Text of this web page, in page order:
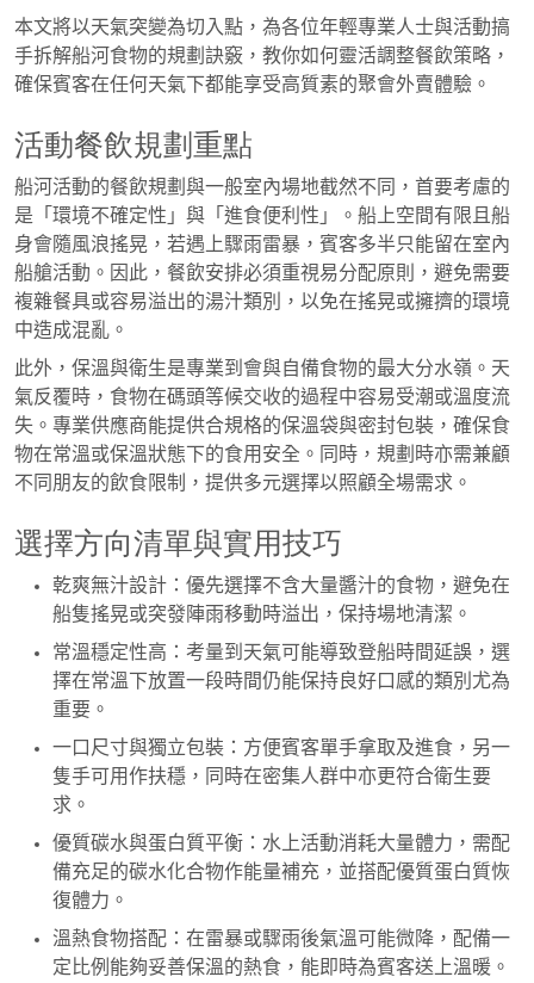
本文將以天氣突變為切入點，為各位年輕專業人士與活動搞
手拆解船河食物的規劃訣竅，教你如何靈活調整餐飲策略，
確保賓客在任何天氣下都能享受高質素的聚會外賣體驗。
活動餐飲規劃重點
船河活動的餐飲規劃與一般室內場地截然不同，首要考慮的
是「環境不確定性」與「進食便利性」。船上空間有限且船
身會隨風浪搖晃，若遇上驟雨雷暴，賓客多半只能留在室內
船艙活動。因此，餐飲安排必須重視易分配原則，避免需要
複雜餐具或容易溢出的湯汁類別，以免在搖晃或擁擠的環境
中造成混亂。
此外，保溫與衛生是專業到會與自備食物的最大分水嶺。天
氣反覆時，食物在碼頭等候交收的過程中容易受潮或溫度流
失。專業供應商能提供合規格的保溫袋與密封包裝，確保食
物在常溫或保溫狀態下的食用安全。同時，規劃時亦需兼顧
不同朋友的飲食限制，提供多元選擇以照顧全場需求。
選擇方向清單與實用技巧
乾爽無汁設計：優先選擇不含大量醬汁的食物，避免在
船隻搖晃或突發陣雨移動時溢出，保持場地清潔。
常溫穩定性高：考量到天氣可能導致登船時間延誤，選
擇在常溫下放置一段時間仍能保持良好口感的類別尤為
重要。
一口尺寸與獨立包裝：方便賓客單手拿取及進食，另一
隻手可用作扶穩，同時在密集人群中亦更符合衛生要
求。
優質碳水與蛋白質平衡：水上活動消耗大量體力，需配
備充足的碳水化合物作能量補充，並搭配優質蛋白質恢
復體力。
溫熱食物搭配：在雷暴或驟雨後氣溫可能微降，配備一
定比例能夠妥善保溫的熱食，能即時為賓客送上溫暖。